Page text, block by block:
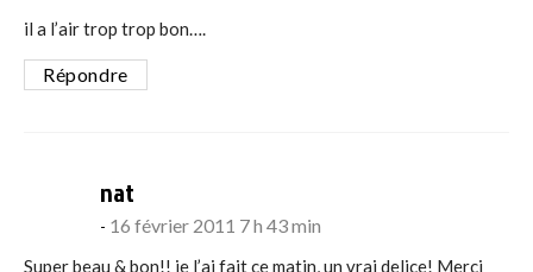
il a l’air trop trop bon….
Répondre
nat
16 février 2011 7 h 43 min
Super beau & bon!! je l’ai fait ce matin, un vrai delice! Merci